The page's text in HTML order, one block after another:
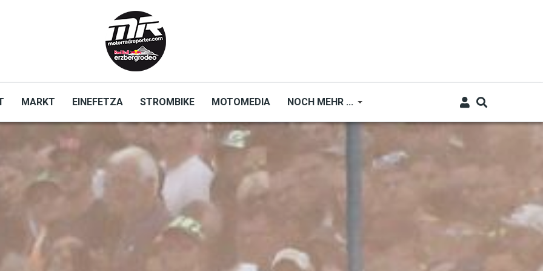
MARKT EINEFETZA STROMBIKE MOTOMEDIA NOCH MEHR ...